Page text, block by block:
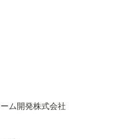
ム開発株式会社